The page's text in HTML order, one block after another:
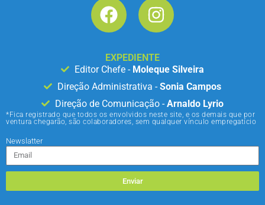
EXPEDIENTE
Editor Chefe - Moleque Silveira
Direção Administrativa -Sonia Campos
Direção de Comunicação -Arnaldo Lyrio
*Fica registrado que todos os envolvidos neste site, e os demais que por
ventura chegarão, são colaboradores, sem qualquer vínculo empregatício
Newslatter
Enviar